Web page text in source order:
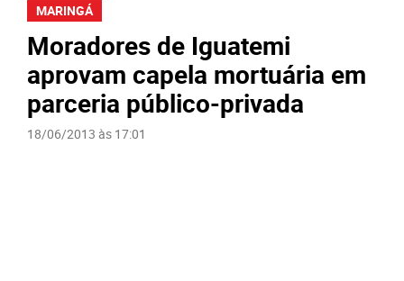
MARINGÁ
Moradores de Iguatemi
aprovam capela mortuária em
parceria público-privada
18/06/2013 às 17:01